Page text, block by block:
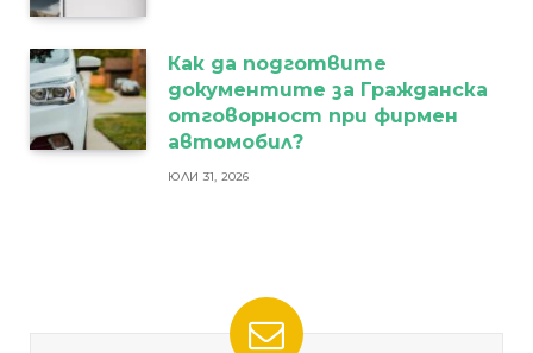
Как да подготвите
документите за Гражданска
отговорност при фирмен
автомобил?
ЮЛИ 31, 2026